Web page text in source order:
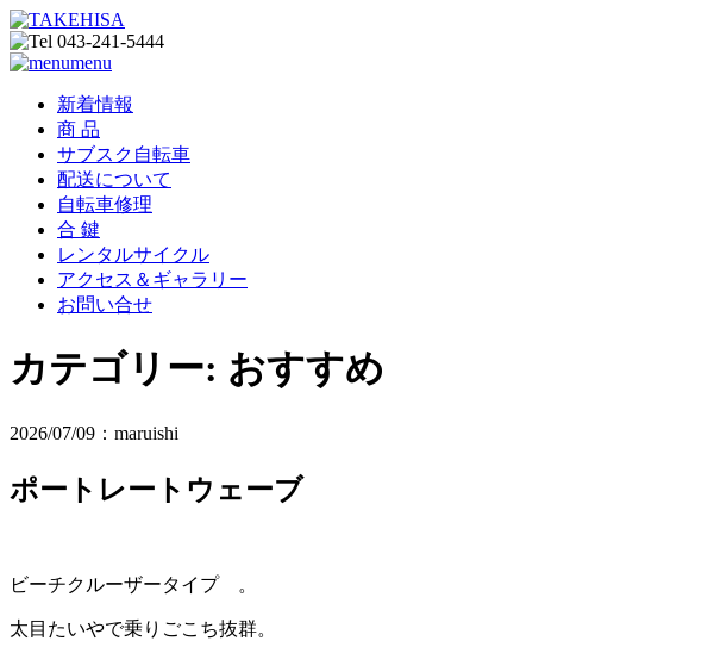
menu
新着情報
商 品
サブスク自転車
配送について
自転車修理
合 鍵
レンタルサイクル
アクセス＆ギャラリー
お問い合せ
カテゴリー: おすすめ
2026/07/09：maruishi
ポートレートウェーブ
ビーチクルーザータイプ 。
太目たいやで乗りごこち抜群。